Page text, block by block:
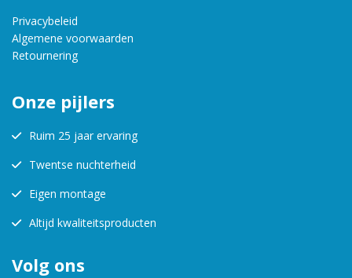
Privacybeleid
Algemene voorwaarden
Retournering
Onze pijlers
Ruim 25 jaar ervaring
Twentse nuchterheid
Eigen montage
Altijd kwaliteitsproducten
Volg ons